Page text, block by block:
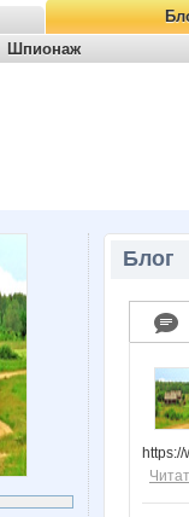
Шпионаж
Блог